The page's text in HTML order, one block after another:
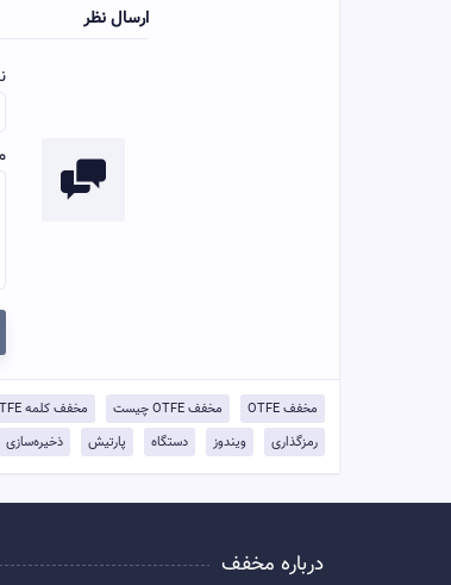
ارسال نظر
مخفف OTFE مخفف OTFE چیست مخفف کلمه OTFE
رمزگذاری
ویندوز دستگاه پارتیش ذخیره‌سازی
درباره مخفف